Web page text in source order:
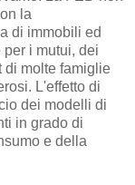
la
di immobili ed
i mutui, dei
di molte famiglie
L'effetto di
dei modelli di
in grado di
e della